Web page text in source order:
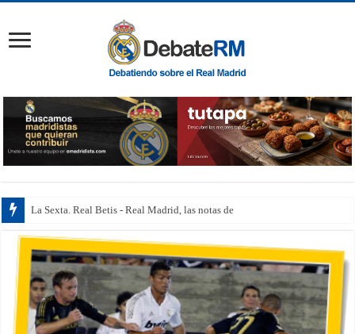
La Sexta. Real Betis - Real Madrid, las notas de los juga